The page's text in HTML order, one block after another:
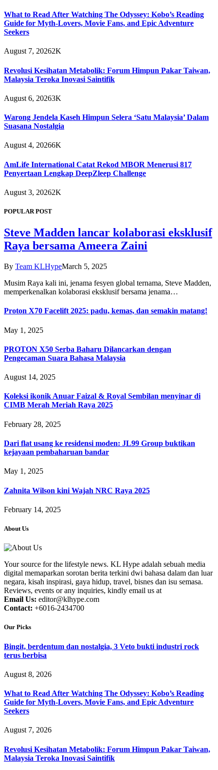
What to Read After Watching The Odyssey: Kobo’s Reading
Guide for Myth-Lovers, Movie Fans, and Epic Adventure
Seekers
August 7, 20262K
Revolusi Kesihatan Metabolik: Forum Himpun Pakar Taiwan,
Malaysia Teroka Inovasi Saintifik
August 6, 20263K
Warong Jendela Kaseh Himpun Selera ‘Satu Malaysia’ Dalam
Suasana Nostalgia
August 4, 20266K
AmLife International Catat Rekod MBOR Menerusi 817
Penyertaan Lengkap DeepZleep Challenge
August 3, 20262K
POPULAR POST
Steve Madden lancar kolaborasi eksklusif
Raya bersama Ameera Zaini
By Team KLHypeMarch 5, 2025
Musim Raya kali ini, jenama fesyen global ternama, Steve Madden,
memperkenalkan kolaborasi eksklusif bersama jenama…
Proton X70 Facelift 2025: padu, kemas, dan semakin matang!
May 1, 2025
PROTON X50 Serba Baharu Dilancarkan dengan
Pengecaman Suara Bahasa Malaysia
August 14, 2025
Koleksi ikonik Anuar Faizal & Royal Sembilan menyinar di
CIMB Merah Meriah Raya 2025
February 28, 2025
Dari flat usang ke residensi moden: JL99 Group buktikan
kejayaan pembaharuan bandar
May 1, 2025
Zahnita Wilson kini Wajah NRC Raya 2025
February 14, 2025
About Us
Your source for the lifestyle news. KL Hype adalah sebuah media
digital memaparkan sorotan berita terkini dwi bahasa dalam dan luar
negara, kisah inspirasi, gaya hidup, travel, bisnes dan isu semasa.
Reviews, events or any inquiries, kindly email us at
Email Us: editor@klhype.com
Contact: +6016-2434700
Our Picks
Bingit, berdentum dan nostalgia, 3 Veto bukti industri rock
terus berbisa
August 8, 2026
What to Read After Watching The Odyssey: Kobo’s Reading
Guide for Myth-Lovers, Movie Fans, and Epic Adventure
Seekers
August 7, 2026
Revolusi Kesihatan Metabolik: Forum Himpun Pakar Taiwan,
Malaysia Teroka Inovasi Saintifik